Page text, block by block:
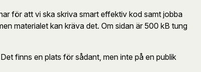
för att vi ska skriva smart effektiv kod samt jobba
materialet kan kräva det. Om sidan är 500 kB tung
finns en plats för sådant, men inte på en publik